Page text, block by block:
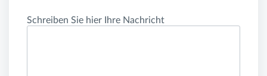
Schreiben Sie hier Ihre Nachricht